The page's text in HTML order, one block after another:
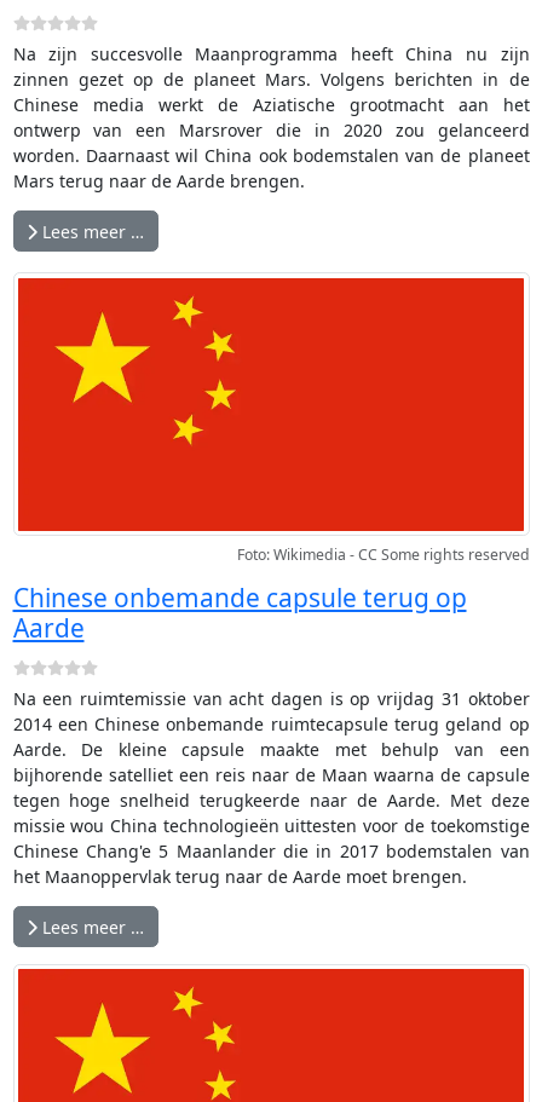
Na zijn succesvolle Maanprogramma heeft China nu zijn
zinnen gezet op de planeet Mars. Volgens berichten in de
Chinese media werkt de Aziatische grootmacht aan het
ontwerp van een Marsrover die in 2020 zou gelanceerd
worden. Daarnaast wil China ook bodemstalen van de planeet
Mars terug naar de Aarde brengen.
Lees meer …
Foto: Wikimedia - CC Some rights reserved
Chinese onbemande capsule terug op
Aarde
Na een ruimtemissie van acht dagen is op vrijdag 31 oktober
2014 een Chinese onbemande ruimtecapsule terug geland op
Aarde. De kleine capsule maakte met behulp van een
bijhorende satelliet een reis naar de Maan waarna de capsule
tegen hoge snelheid terugkeerde naar de Aarde. Met deze
missie wou China technologieën uittesten voor de toekomstige
Chinese Chang'e 5 Maanlander die in 2017 bodemstalen van
het Maanoppervlak terug naar de Aarde moet brengen.
Lees meer …